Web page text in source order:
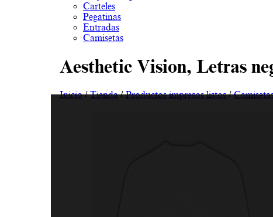
Carteles
Pegatinas
Entradas
Camisetas
Aesthetic Vision, Letras
Inicio/Tienda/Productos impresos listos/